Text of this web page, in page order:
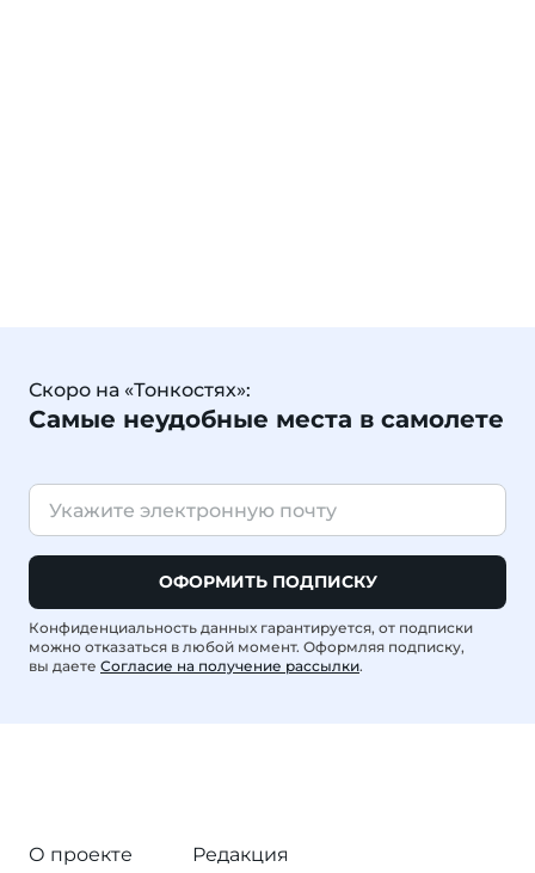
Скоро на «Тонкостях»:
Самые неудобные места в самолете
ОФОРМИТЬ ПОДПИСКУ
Конфиденциальность данных гарантируется, от подписки
можно отказаться в любой момент. Оформляя подписку,
вы даете Согласие на получение рассылки.
О проекте
Редакция